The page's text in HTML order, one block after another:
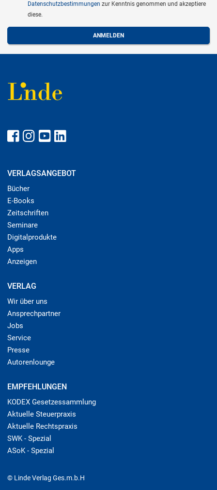
Datenschutzbestimmungen zur Kenntnis genommen und akzeptiere
diese.
VERLAGSANGEBOT
Bücher
E-Books
Zeitschriften
Seminare
Digitalprodukte
Apps
Anzeigen
VERLAG
Wir über uns
Ansprechpartner
Jobs
Service
Presse
Autorenlounge
EMPFEHLUNGEN
KODEX Gesetzessammlung
Aktuelle Steuerpraxis
Aktuelle Rechtspraxis
SWK - Spezial
ASoK - Spezial
© Linde Verlag Ges.m.b.H